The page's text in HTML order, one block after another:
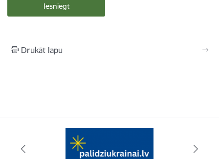
Drukāt lapu